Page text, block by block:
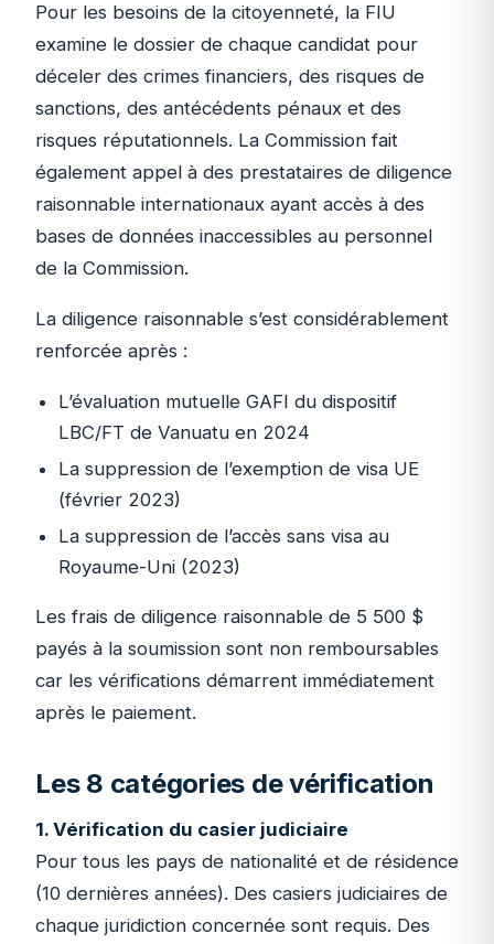
Pour les besoins de la citoyenneté, la FIU
examine le dossier de chaque candidat pour
déceler des crimes financiers, des risques de
sanctions, des antécédents pénaux et des
risques réputationnels. La Commission fait
également appel à des prestataires de diligence
raisonnable internationaux ayant accès à des
bases de données inaccessibles au personnel
de la Commission.
La diligence raisonnable s’est considérablement
renforcée après :
L’évaluation mutuelle GAFI du dispositif
LBC/FT de Vanuatu en 2024
La suppression de l’exemption de visa UE
(février 2023)
La suppression de l’accès sans visa au
Royaume-Uni (2023)
Les frais de diligence raisonnable de 5 500 $
payés à la soumission sont non remboursables
car les vérifications démarrent immédiatement
après le paiement.
Les 8 catégories de vérification
1. Vérification du casier judiciaire
Pour tous les pays de nationalité et de résidence
(10 dernières années). Des casiers judiciaires de
chaque juridiction concernée sont requis. Des